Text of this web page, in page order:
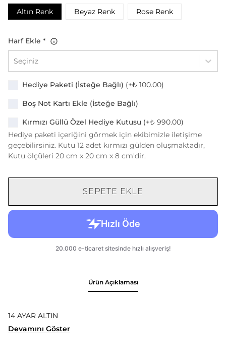
Altın Renk
Beyaz Renk Rose Renk
Harf Ekle *
Seçiniz
Hediye Paketi (İsteğe Bağlı) (+₺ 100.00)
Boş Not Kartı Ekle (İsteğe Bağlı)
Kırmızı Güllü Özel Hediye Kutusu (+₺ 990.00)
Hediye paketi içeriğini görmek için ekibimizle iletişime
geçebilirsiniz. Kutu 12 adet kırmızı gülden oluşmaktadır,
Kutu ölçüleri 20 cm x 20 cm x 8 cm'dir.
SEPETE EKLE
Ürün Açıklaması
14 AYAR ALTIN
Devamını Göster